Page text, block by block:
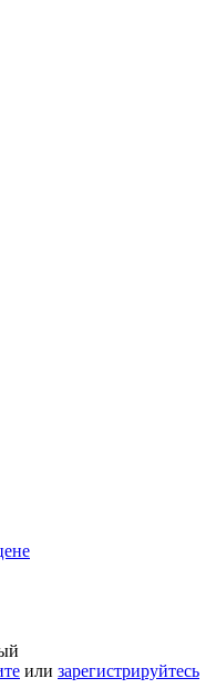
или зарегистрируйтесь